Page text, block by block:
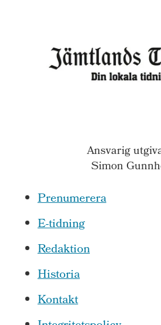
Ansvarig
Simon
Prenumerera
E-tidning
Redaktion
Historia
Kontakt